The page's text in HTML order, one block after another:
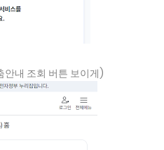
내 조회 버튼 보이게)